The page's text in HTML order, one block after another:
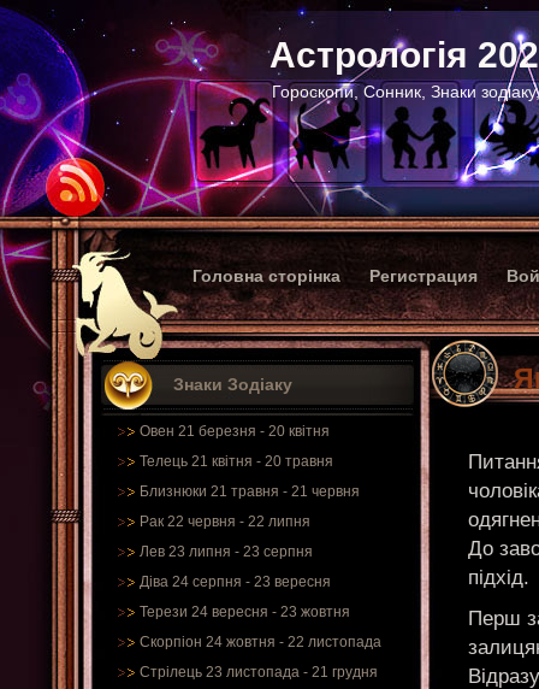
Астрологія
Гороскопи, Сонник, Знаки
Головна сторінка Регистрация
Знаки Зодіаку
Овен 21 березня - 20 квітня
Телець 21 квітня - 20 травня
Близнюки 21 травня - 21 червня
Рак 22 червня - 22 липня
Лев 23 липня - 23 серпня
Діва 24 серпня - 23 вересня
Терези 24 вересня - 23 жовтня
Скорпіон 24 жовтня - 22 листопада
Стрілець 23 листопада - 21 грудня
До
підхід.
Перш